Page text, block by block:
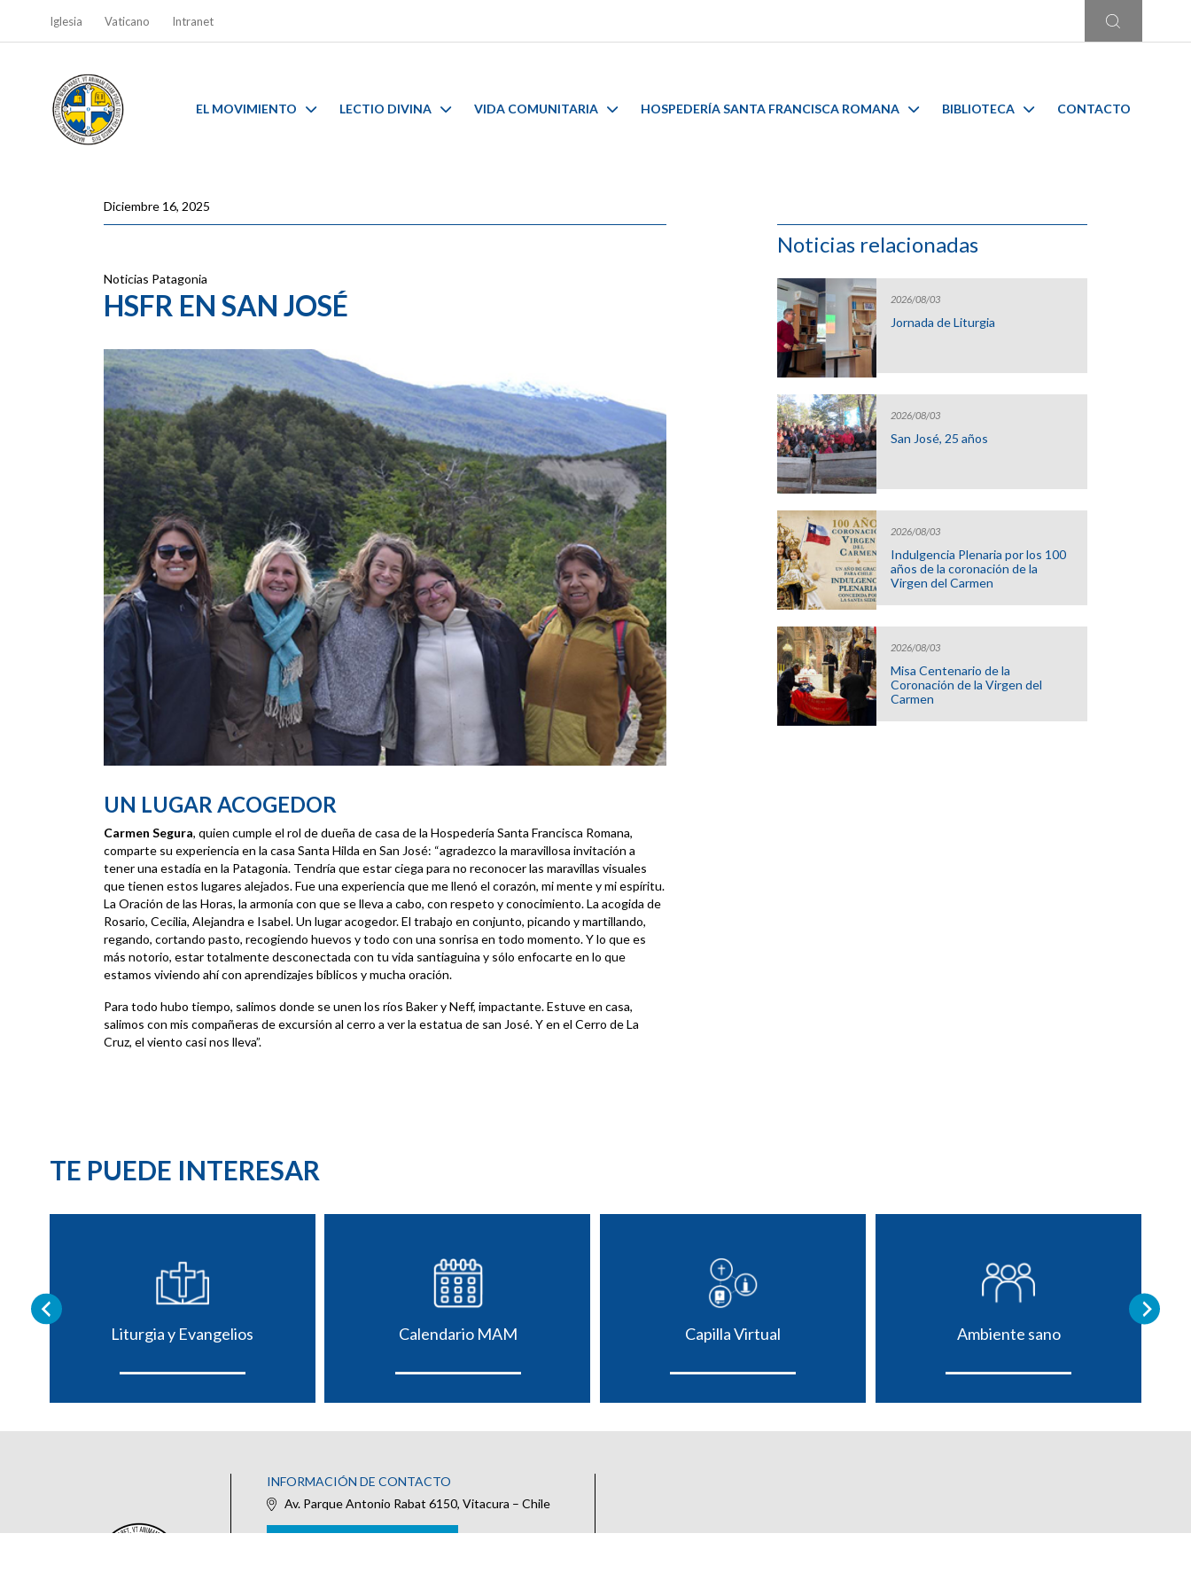
Iglesia Vaticano Intranet
EL MOVIMIENTO LECTIO DIVINA VIDA COMUNITARIA HOSPEDERÍA SANTA FRANCISCA ROMANA BIBLIOTECA CONTACTO
Diciembre 16, 2025
Noticias Patagonia
HSFR EN SAN JOSÉ
UN LUGAR ACOGEDOR
Carmen Segura, quien cumple el rol de dueña de casa de la Hospedería Santa Francisca Romana,
comparte su experiencia en la casa Santa Hilda en San José: “agradezco la maravillosa invitación a
tener una estadía en la Patagonia. Tendría que estar ciega para no reconocer las maravillas visuales
que tienen estos lugares alejados. Fue una experiencia que me llenó el corazón, mi mente y mi espíritu.
La Oración de las Horas, la armonía con que se lleva a cabo, con respeto y conocimiento. La acogida de
Rosario, Cecilia, Alejandra e Isabel. Un lugar acogedor. El trabajo en conjunto, picando y martillando,
regando, cortando pasto, recogiendo huevos y todo con una sonrisa en todo momento. Y lo que es
más notorio, estar totalmente desconectada con tu vida santiaguina y sólo enfocarte en lo que
estamos viviendo ahí con aprendizajes bíblicos y mucha oración.
Para todo hubo tiempo, salimos donde se unen los ríos Baker y Neff, impactante. Estuve en casa,
salimos con mis compañeras de excursión al cerro a ver la estatua de san José. Y en el Cerro de La
Cruz, el viento casi nos lleva”.
Noticias relacionadas
2026/08/03
Jornada de Liturgia
2026/08/03
San José, 25 años
2026/08/03
Indulgencia Plenaria por los 100
años de la coronación de la
Virgen del Carmen
2026/08/03
Misa Centenario de la
Coronación de la Virgen del
Carmen
TE PUEDE INTERESAR
Liturgia y Evangelios Calendario MAM Capilla Virtual Ambiente sano
INFORMACIÓN DE CONTACTO
Av. Parque Antonio Rabat 6150, Vitacura – Chile